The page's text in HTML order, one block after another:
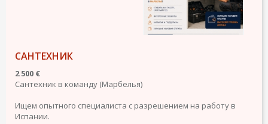
САНТЕХНИК
2 500 €
Сантехник в команду (Марбелья)
Ищем опытного специалиста с разрешением на работу в
Испании.